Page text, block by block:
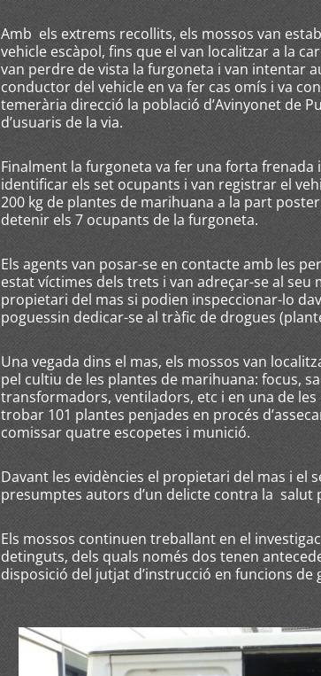
Amb els extrems recollits, els mossos van
vehicle escàpol, fins que el van localitzar a la
van perdre de vista la furgoneta i van intentar
conductor del vehicle en va fer cas omís i va
temerària direcció la població d’Avinyonet de
d’usuaris de la via.
Finalment la furgoneta va fer una forta frenada
identificar els set ocupants i van registrar el
200 kg de plantes de marihuana a la part
detenir els 7 ocupants de la furgoneta.
Els agents van posar-se en contacte amb les
estat víctimes dels trets i van adreçar-se al seu
propietari del mas si podien inspeccionar-lo
poguessin dedicar-se al tràfic de drogues
Una vegada dins el mas, els mossos van
pel cultiu de les plantes de marihuana: focus,
transformadors, ventiladors, etc i en una de les
trobar 101 plantes penjades en procés
comissar quatre escopetes i munició.
Davant les evidències el propietari del mas i el
presumptes autors d’un delicte contra la salut
Els mossos continuen treballant en el
detinguts, dels quals només dos tenen
disposició del jutjat d’instrucció en funcions de